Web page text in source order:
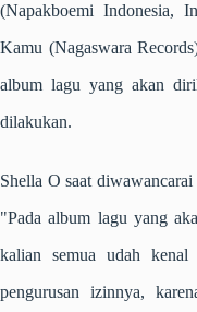
(Napakboemi Indonesia,
Kamu (Nagaswara
album lagu yang akan
dilakukan.
Shella O saat
"Pada album lagu yang
kalian semua udah
pengurusan izinnya,